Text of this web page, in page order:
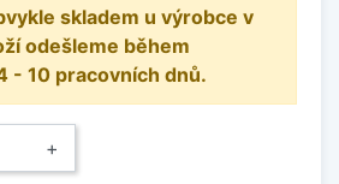
skladem u výrobce v
odešleme během
- 10 pracovních dnů.
+